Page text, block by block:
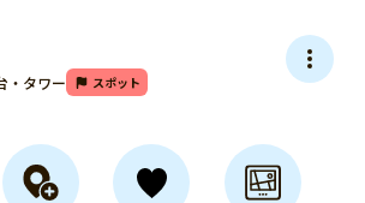
・タワー スポット